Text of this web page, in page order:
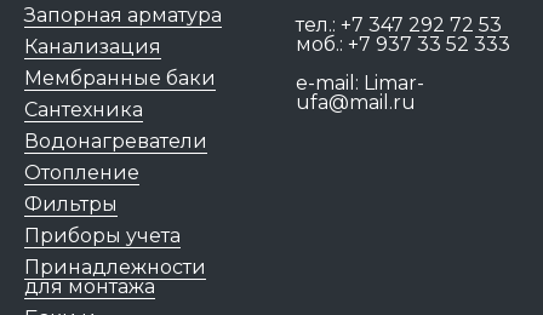
Запорная арматура
Канализация
Мембранные баки
Сантехника
Водонагреватели
Отопление
Фильтры
Приборы учета
Принадлежности
для монтажа
тел.: +7 347 292 72 53
моб.: +7 937 33 52 333
e-mail: Limar-
ufa@mail.ru